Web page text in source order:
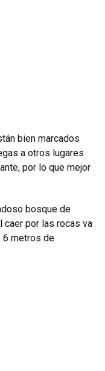
bien marcados
a otros lugares
por lo que mejor
bosque de
caer por las rocas va
6 metros de